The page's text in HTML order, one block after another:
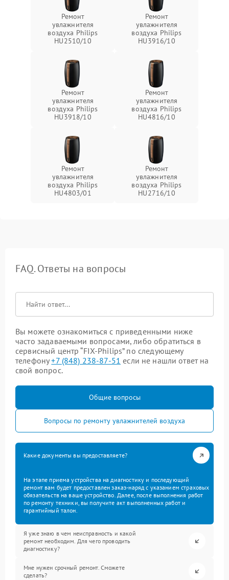
Ремонт
увлажнителя
воздуха Philips
HU2510/10
Ремонт
увлажнителя
воздуха Philips
HU3916/10
Ремонт
увлажнителя
воздуха Philips
HU3918/10
Ремонт
увлажнителя
воздуха Philips
HU4816/10
Ремонт
увлажнителя
воздуха Philips
HU4803/01
Ремонт
увлажнителя
воздуха Philips
HU2716/10
FAQ. Ответы на вопросы
Вы можете ознакомиться с приведенными ниже
часто задаваемыми вопросами, либо обратиться в
сервисный центр “FIX-Philips” по следующему
телефону+7 (848) 238-87-51 если не нашли ответ на
свой вопрос.
Общие вопросы
Вопросы по ремонту увлажнителей воздуха
Какие документы вы предоставляете?
На этапе приема устройства на диагностику и последующий
ремонт вам будет предоставлен заказ-наряд с указанием страховых
обязательств на ваше устройство. Далее, после выполнения работ
по ремонту техники, вы получите акт выполненных работ и
гарантийный талон.
Я уже знаю в чем неисправность и какой
ремонт необходим. Для чего проводить
диагностику?
Мне нужен срочный ремонт. Сможете
сделать?